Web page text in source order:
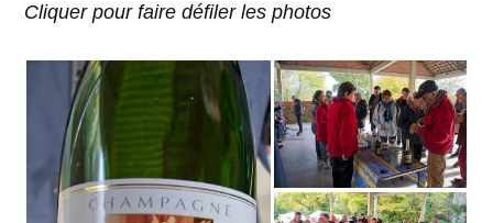
Cliquer pour faire défiler les photos